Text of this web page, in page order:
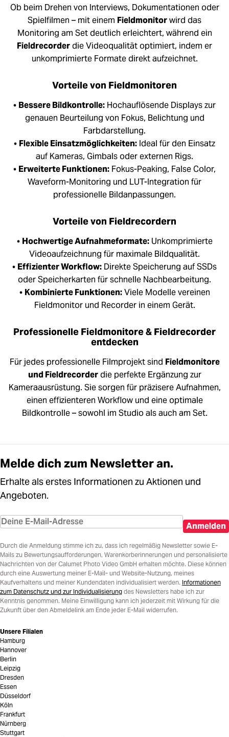
Ob beim Drehen von Interviews, Dokumentationen oder
Spielfilmen – mit einem Fieldmonitorwird das
Monitoring am Set deutlich erleichtert, während ein
Fieldrecorderdie Videoqualität optimiert, indem er
unkomprimierte Formate direkt aufzeichnet.
Vorteile von Fieldmonitoren
• Bessere Bildkontrolle: Hochauflösende Displays zur
genauen Beurteilung von Fokus, Belichtung und
Farbdarstellung.
• Flexible Einsatzmöglichkeiten: Ideal für den Einsatz
auf Kameras, Gimbals oder externen Rigs.
• Erweiterte Funktionen: Fokus-Peaking, False Color,
Waveform-Monitoring und LUT-Integration für
professionelle Bildanpassungen.
Vorteile von Fieldrecordern
• Hochwertige Aufnahmeformate:Unkomprimierte
Videoaufzeichnung für maximale Bildqualität.
• Effizienter Workflow: Direkte Speicherung auf SSDs
oder Speicherkarten für schnelle Nachbearbeitung.
• Kombinierte Funktionen:Viele Modelle vereinen
Fieldmonitor und Recorder in einem Gerät.
Professionelle Fieldmonitore & Fieldrecorder
entdecken
Für jedes professionelle Filmprojekt sind Fieldmonitore
und Fieldrecorderdie perfekte Ergänzung zur
Kameraausrüstung. Sie sorgen für präzisere Aufnahmen,
einen effizienteren Workflow und eine optimale
Bildkontrolle – sowohl im Studio als auch am Set.
Melde dich zum Newsletter an.
Erhalte als erstes Informationen zu Aktionen und
Angeboten.
Anmelden
Durch die Anmeldung stimme ich zu, dass ich regelmäßig Newsletter sowie E-
Mails zu Bewertungsaufforderungen, Warenkorberinnerungen und personalisierte
Nachrichten von der Calumet Photo Video GmbH erhalten möchte. Diese können
durch eine Auswertung meiner E-Mail- und Website-Nutzung, meines
Kaufverhaltens und meiner Kundendaten individualisiert werden. Informationen
zum Datenschutz und zur Individualisierung des Newsletters habe ich zur
Kenntnis genommen. Meine Einwilligung kann ich jederzeit mit Wirkung für die
Zukunft über den Abmeldelink am Ende jeder E-Mail widerrufen.
Unsere Filialen
Hamburg
Hannover
Berlin
Leipzig
Dresden
Essen
Düsseldorf
Köln
Frankfurt
Nürnberg
Stuttgart